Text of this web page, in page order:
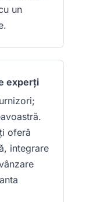
un
experți
oferă
integrare